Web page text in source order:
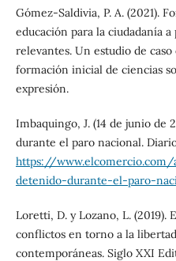
Gómez-Saldivia, P. A. (2021).
educación para la ciudadanía
relevantes. Un estudio de
formación inicial de ciencias
expresión.
Imbaquingo, J. (14 de junio de
durante el paro nacional.
https://
detenido-durante-el-paro-
Loretti, D. y Lozano, L. (2019).
conflictos en torno a la
contemporáneas. Siglo XXI